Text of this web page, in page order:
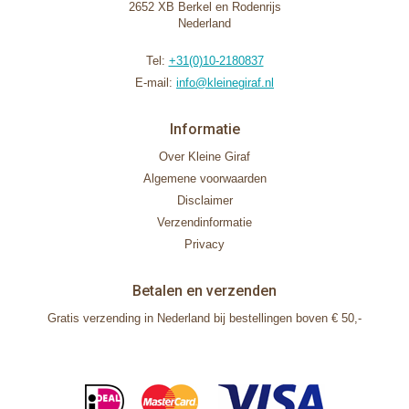
2652 XB Berkel en Rodenrijs
Nederland
Tel: +31(0)10-2180837
E-mail: info@kleinegiraf.nl
Informatie
Over Kleine Giraf
Algemene voorwaarden
Disclaimer
Verzendinformatie
Privacy
Betalen en verzenden
Gratis verzending in Nederland bij bestellingen boven € 50,-